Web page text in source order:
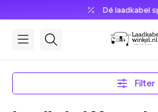
Dé laadkabel
Filter